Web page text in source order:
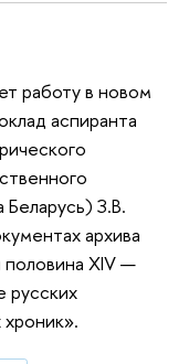
работу в новом
аспиранта
З.В.
архива
половина XIV —
русских